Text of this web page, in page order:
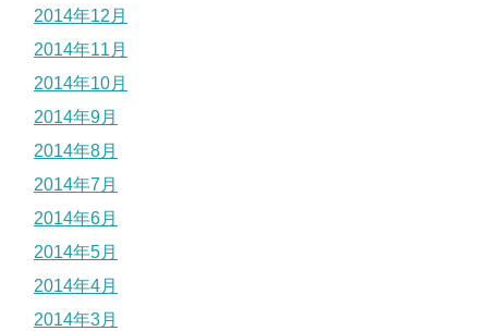
2014年12月
2014年11月
2014年10月
2014年9月
2014年8月
2014年7月
2014年6月
2014年5月
2014年4月
2014年3月